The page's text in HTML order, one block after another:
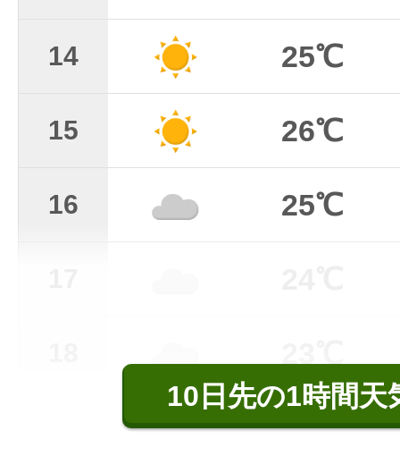
14 25℃
15 26℃
16 25℃
10日先の1時間天